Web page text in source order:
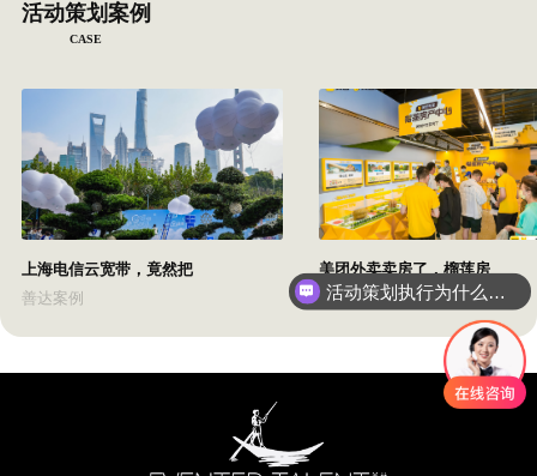
活动策划案例
CASE
上海电信云宽带，竟然把
善达案例
美团外卖卖房了，榴莲房
善达案例